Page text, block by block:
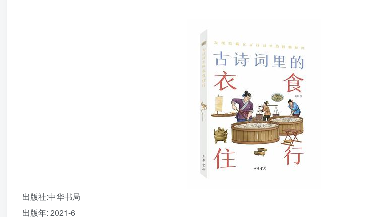
出版社:中华书局
出版年: 2021-6
登录
没有账号？立即注册
用户名/手机号/邮箱
登录密码
记住登录